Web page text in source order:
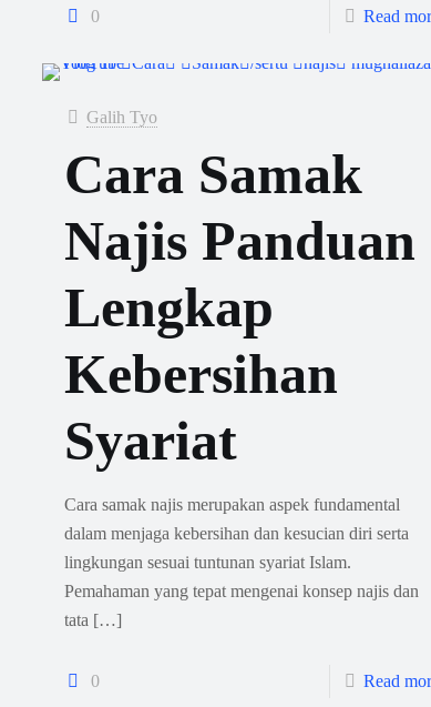
0 Read
Galih Tyo
Cara Samak
Najis Panduan
Lengkap
Kebersihan
Syariat
Cara samak najis merupakan aspek fundamental
dalam menjaga kebersihan dan kesucian diri serta
lingkungan sesuai tuntunan syariat Islam.
Pemahaman yang tepat mengenai konsep najis dan
tata […]
0 Read